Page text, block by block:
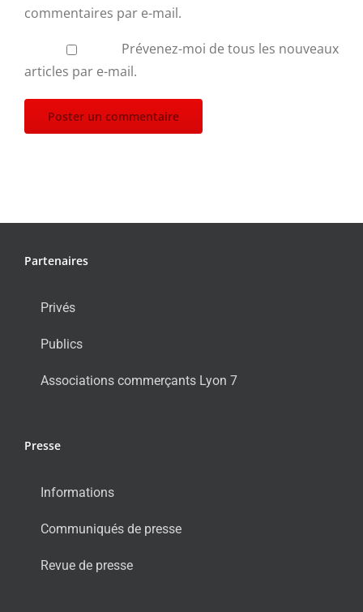
commentaires par e-mail.
Prévenez-moi de tous les nouveaux
articles par e-mail.
Partenaires
Privés
Publics
Associations commerçants Lyon 7
Presse
Informations
Communiqués de presse
Revue de presse